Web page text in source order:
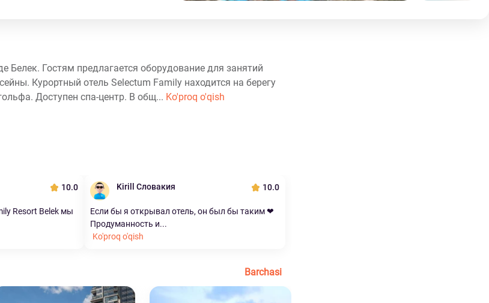
Белек. Гостям предлагается оборудование для занятий
Курортный отель Selectum Family находится на берегу
Доступен спа-центр. В общ... Ko'proq o'qish
10.0
Resort Belek мы
Kirill Словакия 10.0
Если бы я открывал отель, он был бы таким ❤
Продуманность и...
Ko'proq o'qish
Barchasi